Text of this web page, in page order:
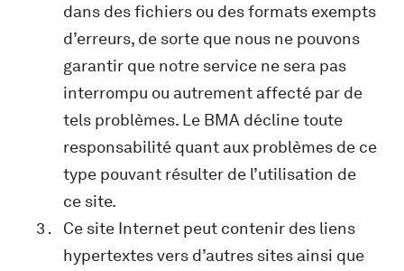
dans des fichiers ou des formats exempts
d’erreurs, de sorte que nous ne pouvons
garantir que notre service ne sera pas
interrompu ou autrement affecté par de
tels problèmes. Le BMA décline toute
responsabilité quant aux problèmes de ce
type pouvant résulter de l’utilisation de
ce site.
Ce site Internet peut contenir des liens
hypertextes vers d’autres sites ainsi que